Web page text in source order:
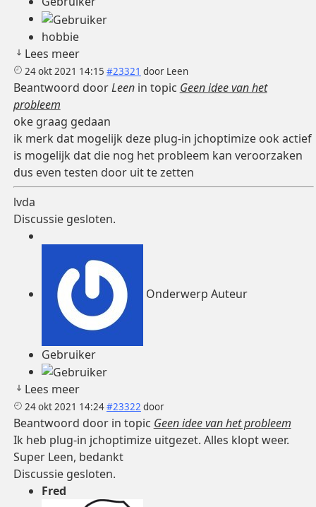
hobbie
Lees meer
24 okt 2021 14:15 #23321 door Leen
Beantwoord doorLeenin topic Geen idee van het
probleem
oke graag gedaan
ik merk dat mogelijk deze plug-in jchoptimize ook actief
is mogelijk dat die nog het probleem kan veroorzaken
dus even testen door uit te zetten
lvda
Discussie gesloten.
Onderwerp Auteur
Gebruiker
Lees meer
24 okt 2021 14:24#23322 door
Beantwoord door in topic Geen idee van het probleem
Ik heb plug-in jchoptimize uitgezet. Alles klopt weer.
Super Leen, bedankt
Discussie gesloten.
Fred